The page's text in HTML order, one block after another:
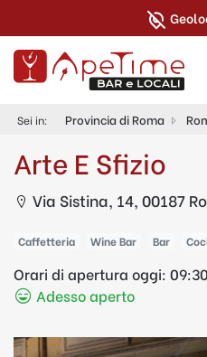
Sei in: Provincia di Roma
Arte E Sfizio
Via Sistina, 14, 00187
Caffetteria Wine Bar Bar
Orari di apertura oggi:
Adesso aperto